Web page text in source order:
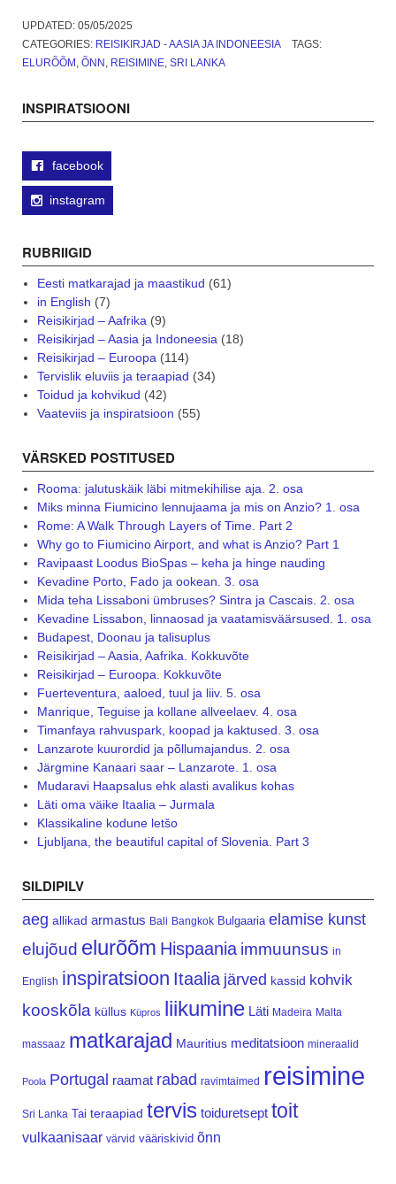
Elephant
Freedom
UPDATED: 05/05/2025
CATEGORIES: REISIKIRJAD - AASIA JA INDONEESIA
TAGS:
ELURÕÕM, ÕNN, REISIMINE, SRI LANKA
INSPIRATSIOONI
facebook
instagram
RUBRIIGID
Eesti matkarajad ja maastikud (61)
in English (7)
Reisikirjad – Aafrika (9)
Reisikirjad – Aasia ja Indoneesia (18)
Reisikirjad – Euroopa (114)
Tervislik eluviis ja teraapiad (34)
Toidud ja kohvikud (42)
Vaateviis ja inspiratsioon (55)
VÄRSKED POSTITUSED
Rooma: jalutuskäik läbi mitmekihilise aja. 2. osa
Miks minna Fiumicino lennujaama ja mis on Anzio? 1. osa
Rome: A Walk Through Layers of Time. Part 2
Why go to Fiumicino Airport, and what is Anzio? Part 1
Ravipaast Loodus BioSpas – keha ja hinge nauding
Kevadine Porto, Fado ja ookean. 3. osa
Mida teha Lissaboni ümbruses? Sintra ja Cascais. 2. osa
Kevadine Lissabon, linnaosad ja vaatamisväärsused. 1. osa
Budapest, Doonau ja talisuplus
Reisikirjad – Aasia, Aafrika. Kokkuvõte
Reisikirjad – Euroopa. Kokkuvõte
Fuerteventura, aaloed, tuul ja liiv. 5. osa
Manrique, Teguise ja kollane allveelaev. 4. osa
Timanfaya rahvuspark, koopad ja kaktused. 3. osa
Lanzarote kuurordid ja põllumajandus. 2. osa
Järgmine Kanaari saar – Lanzarote. 1. osa
Mudaravi Haapsalus ehk alasti avalikus kohas
Läti oma väike Itaalia – Jurmala
Klassikaline kodune letšo
Ljubljana, the beautiful capital of Slovenia. Part 3
SILDIPILV
aeg allikad armastus Bali Bangkok Bulgaaria elamise kunst
elujõud elurõõm Hispaania immuunsus in
English inspiratsioon Itaalia järved kassid kohvik
kooskõla küllus Küpros liikumine Läti Madeira Malta
massaaz matkarajad Mauritius meditatsioon mineraalid
Poola Portugal raamat rabad ravimtaimed reisimine
Sri Lanka Tai teraapiad tervis toiduretsept toit
vulkaanisaar värvid vääriskivid õnn